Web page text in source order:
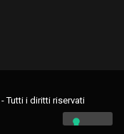
- Tutti i diritti riservati